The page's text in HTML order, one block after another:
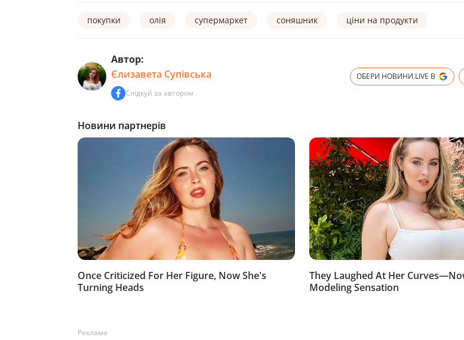
покупки олія супермаркет соняшник ціни на продукти
Автор:
Єлизавета Супівська
Слідкуй за автором
ОБЕРИ НОВИНИ.LIVE В
Реклама